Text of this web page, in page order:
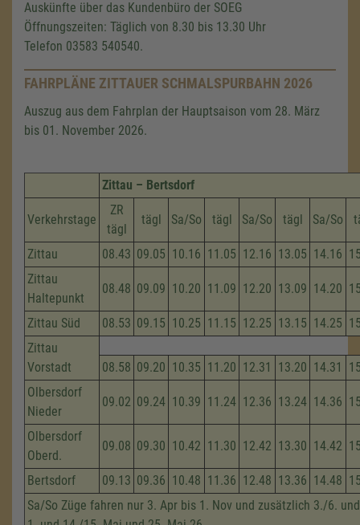
Auskünfte über das Kundenbüro der SOEG
Öffnungszeiten: Täglich von 8.30 bis 13.30 Uhr
Telefon 03583 540540.
FAHRPLÄNE ZITTAUER SCHMALSPURBAHN 2026
Auszug aus dem Fahrplan der Hauptsaison vom 28. März
bis 01. November 2026.
Zittau – Bertsdorf
Verkehrstage
ZR
tägl
tägl Sa/So tägl Sa/So tägl Sa/So
Zittau 08.43 09.05 10.16 11.05 12.16 13.05 14.16
Zittau
Haltepunkt
08.48 09.09 10.20 11.09 12.20 13.09 14.20
Zittau Süd 08.53 09.15 10.25 11.15 12.25 13.15 14.25
Zittau
Vorstadt
08.58 09.20 10.35 11.20 12.31 13.20 14.31
Olbersdorf
Nieder
09.02 09.24 10.39 11.24 12.36 13.24 14.36
Olbersdorf
Oberd.
09.08 09.30 10.42 11.30 12.42 13.30 14.42
Bertsdorf 09.13 09.36 10.48 11.36 12.48 13.36 14.48
Sa/So Züge fahren nur 3. Apr bis 1. Nov und zusätzlich 3./6.